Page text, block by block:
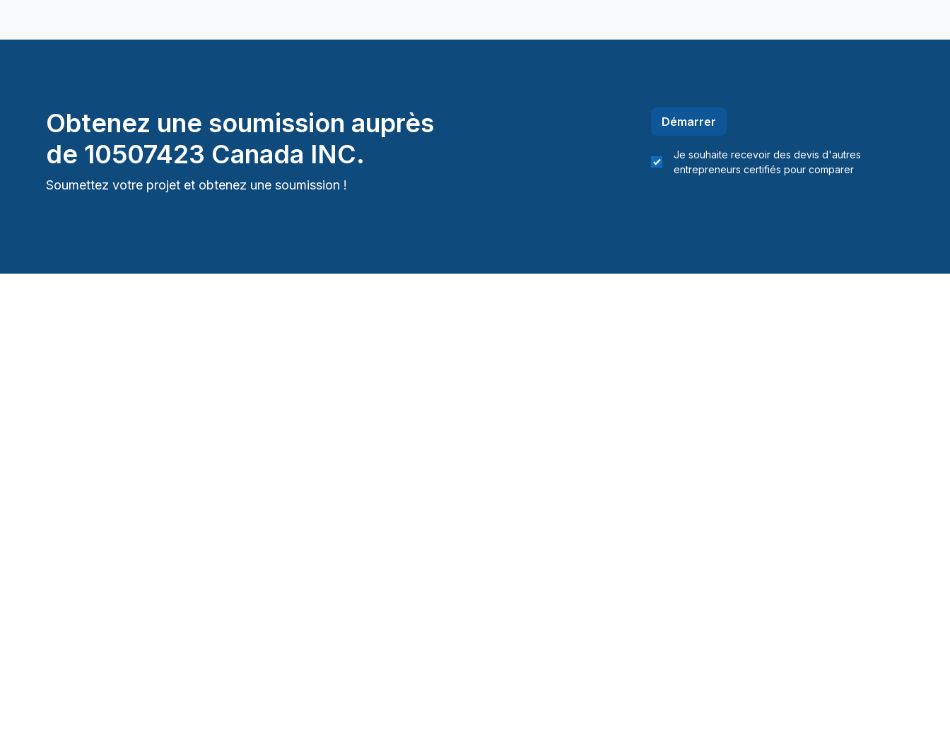
Obtenez une soumission auprès
de 10507423 Canada INC.
Soumettez votre projet et obtenez une soumission !
Démarrer
Je souhaite recevoir des devis d'autres
entrepreneurs certifiés pour comparer